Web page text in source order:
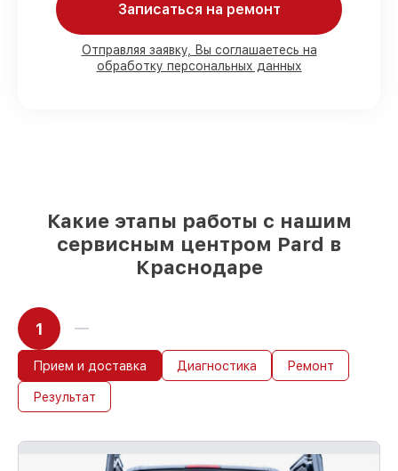
присутствии клиента
90%запчастей Pard имеются в наличии в
начинает работу сразу
Записаться на ремонт
Отправляя заявку, Вы соглашаетесь на
обработку персональных данных
Какие этапы работы с нашим
сервисным центром Pard в
Краснодаре
1
Прием и доставка Диагностика Ремонт
Результат